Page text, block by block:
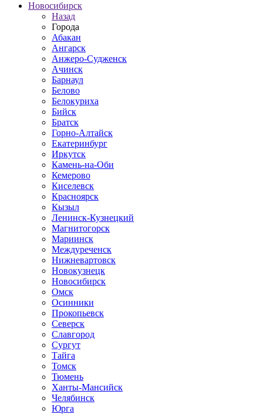
Новосибирск
Назад
Города
Абакан
Ангарск
Анжеро-Судженск
Ачинск
Барнаул
Белово
Белокуриха
Бийск
Братск
Горно-Алтайск
Екатеринбург
Иркутск
Камень-на-Оби
Кемерово
Киселевск
Красноярск
Кызыл
Ленинск-Кузнецкий
Магнитогорск
Мариинск
Междуреченск
Нижневартовск
Новокузнецк
Новосибирск
Омск
Осинники
Прокопьевск
Северск
Славгород
Сургут
Тайга
Томск
Тюмень
Ханты-Мансийск
Челябинск
Юрга